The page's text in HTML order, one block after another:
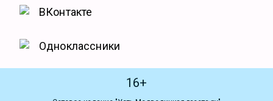
ВКонтакте
Одноклассники
16+